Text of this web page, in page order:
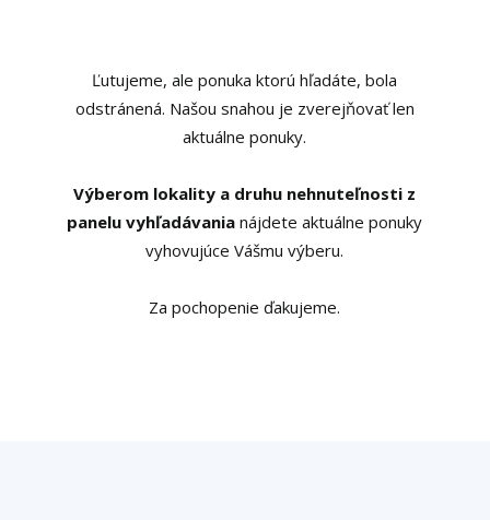
Ľutujeme, ale ponuka ktorú hľadáte, bola
odstránená. Našou snahou je zverejňovať len
aktuálne ponuky.
Výberom lokality a druhu nehnuteľnosti z
panelu vyhľadávania nájdete aktuálne ponuky
vyhovujúce Vášmu výberu.
Za pochopenie ďakujeme.